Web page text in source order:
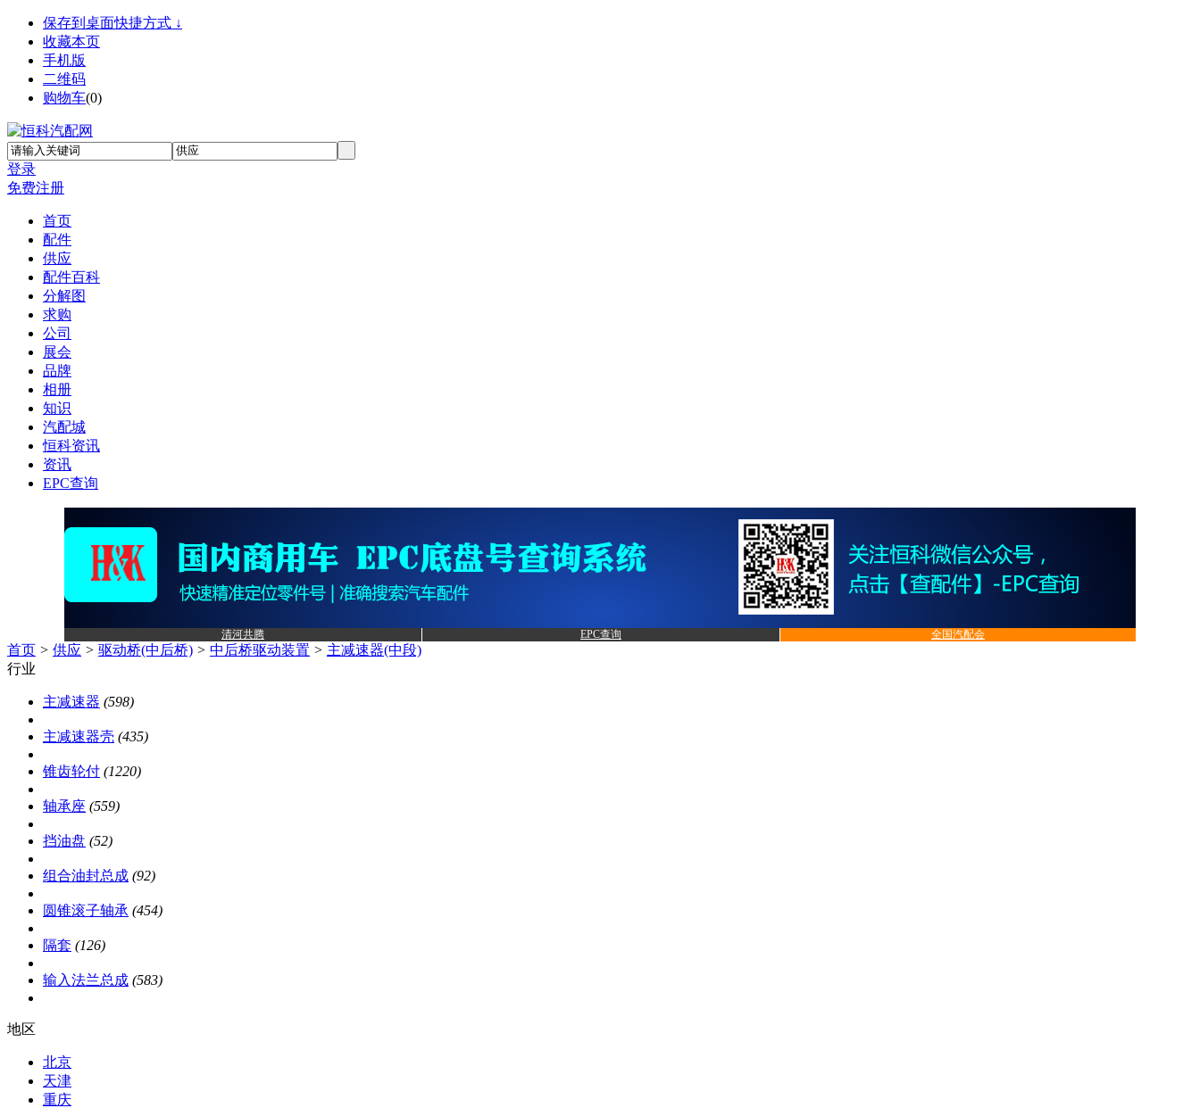
保存到桌面快捷方式 ↓
收藏本页
手机版
二维码
购物车(0)
登录
免费注册
首页
配件
供应
配件百科
分解图
求购
公司
展会
品牌
相册
知识
汽配城
恒科资讯
资讯
EPC查询
清河共腾 EPC查询 全国汽配会
首页 > 供应 > 驱动桥(中后桥) > 中后桥驱动装置 > 主减速器(中段)
行业
主减速器 (598)
主减速器壳 (435)
锥齿轮付 (1220)
轴承座 (559)
挡油盘 (52)
组合油封总成 (92)
圆锥滚子轴承 (454)
隔套 (126)
输入法兰总成 (583)
地区
北京
天津
重庆